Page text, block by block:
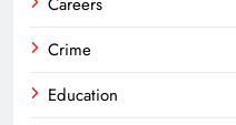
Crime
Education